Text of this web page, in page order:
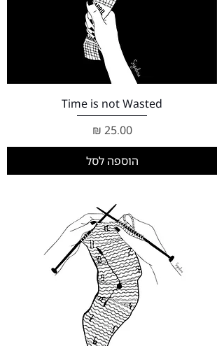
Time is not Wasted
מחיר‏25.00 ‏₪
הוספה לסל